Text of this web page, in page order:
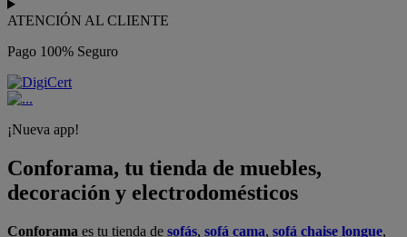
ATENCIÓN AL CLIENTE
Pago 100% Seguro
¡Nueva app!
Conforama, tu tienda de muebles,
decoración y electrodomésticos
Conforama es tu tienda de sofás, sofá cama, sofá chaise longue,